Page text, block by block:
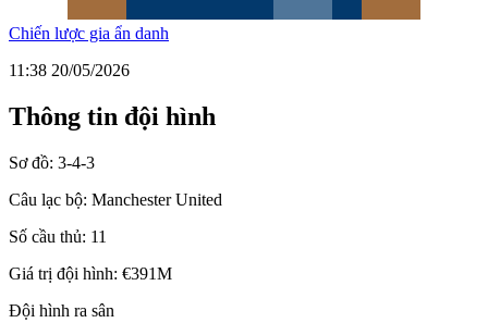
Chiến lược gia ẩn danh
11:38 20/05/2026
Thông tin đội hình
Sơ đồ: 3-4-3
Câu lạc bộ: Manchester United
Số cầu thủ: 11
Giá trị đội hình: €391M
Đội hình ra sân